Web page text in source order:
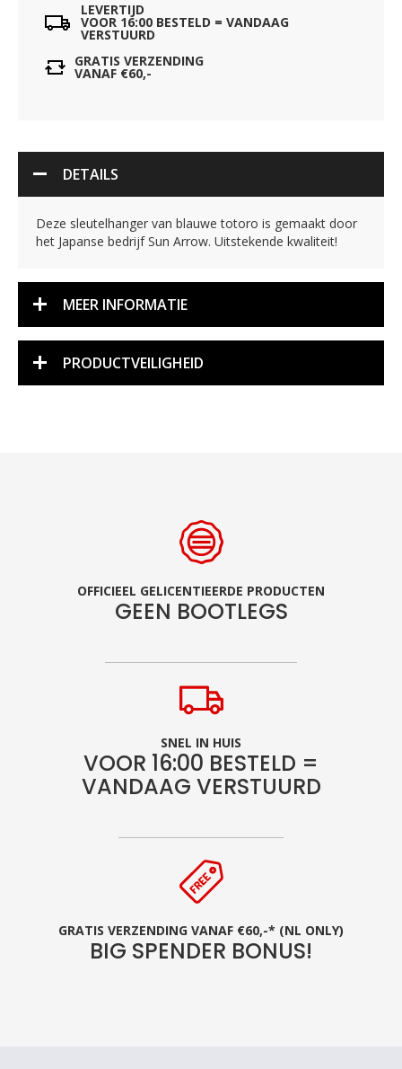
LEVERTIJD
VOOR 16:00 BESTELD = VANDAAG
VERSTUURD
GRATIS VERZENDING
VANAF €60,-
DETAILS
Deze sleutelhanger van blauwe totoro is gemaakt door
het Japanse bedrijf Sun Arrow. Uitstekende kwaliteit!
MEER INFORMATIE
PRODUCTVEILIGHEID
OFFICIEEL GELICENTIEERDE PRODUCTEN
GEEN BOOTLEGS
SNEL IN HUIS
VOOR 16:00 BESTELD =
VANDAAG VERSTUURD
GRATIS VERZENDING VANAF €60,-* (NL ONLY)
BIG SPENDER BONUS!